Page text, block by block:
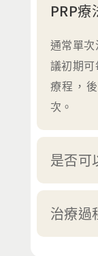
PRP療
通常單
議初期
療程，
次。
是否可
治療過